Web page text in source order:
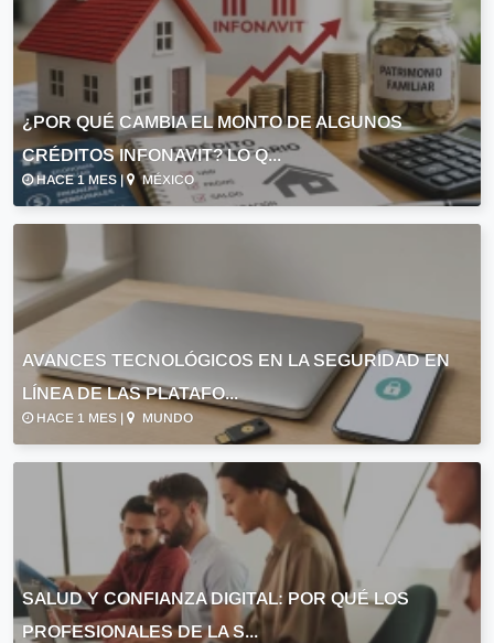
¿POR QUÉ CAMBIA EL MONTO DE ALGUNOS
CRÉDITOS INFONAVIT? LO Q...
HACE 1 MES | MÉXICO
AVANCES TECNOLÓGICOS EN LA SEGURIDAD EN
LÍNEA DE LAS PLATAFO...
HACE 1 MES | MUNDO
SALUD Y CONFIANZA DIGITAL: POR QUÉ LOS
PROFESIONALES DE LA S...